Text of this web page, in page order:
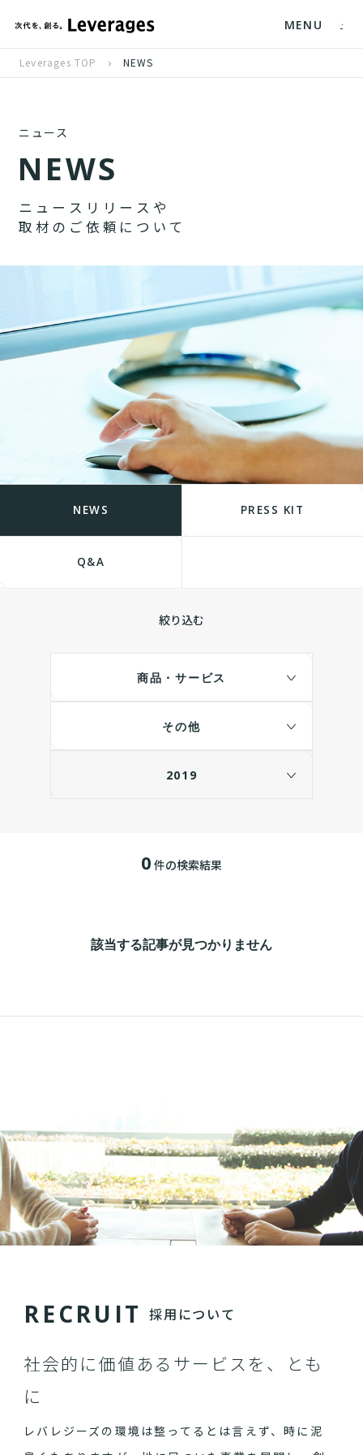
MENU
Leverages TOP NEWS
ニュース
NEWS
ニ ュ ー ス リ リ ー ス や
取 材 の ご 依 頼 に つ い て
NEWS PRESS KIT
Q&A
絞り込む
商品・サービス
その他
2019
0 件の検索結果
該当する記事が見つかりません
RECRU IT 採用について
社会的に価値あるサービスを、とも
に
レバレジーズの環境は整ってるとは言えず、時に泥